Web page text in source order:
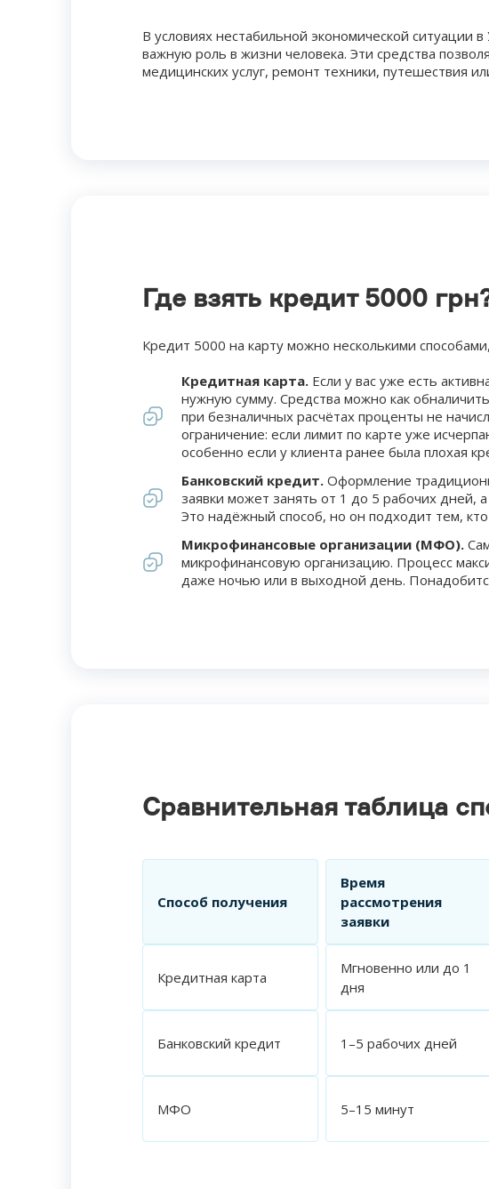
В условиях нестабильной экономической
важную роль в жизни человека. Эти средства
медицинских услуг, ремонт техники, путешествия
Где взять кредит 5000
Кредит 5000 на карту можно несколькими
Кредитная карта. Если у вас уже есть
нужную сумму. Средства можно как
при безналичных расчётах проценты не
ограничение: если лимит по карте уже
особенно если у клиента ранее была плохая
Банковский кредит. Оформление
заявки может занять от 1 до 5 рабочих дней,
Это надёжный способ, но он подходит тем,
Микрофинансовые организации (МФО).
микрофинансовую организацию. Процесс
даже ночью или в выходной день.
Сравнительная таблица
Способ получения
Время
рассмотрения
заявки
Кредитная карта
Мгновенно или до 1
дня
Банковский кредит 1–5 рабочих дней
МФО 5–15 минут